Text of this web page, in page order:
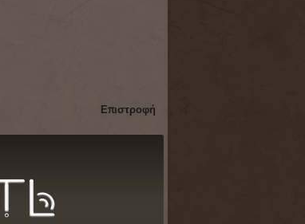
Επιστροφή